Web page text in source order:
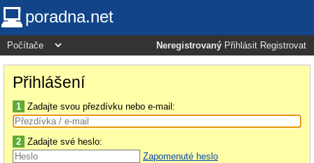
poradna.net
Neregistrovaný Přihlásit Registrovat
Přihlášení
1 Zadajte svou přezdívku nebo e-mail:
2 Zadajte své heslo:
Zapomenuté heslo